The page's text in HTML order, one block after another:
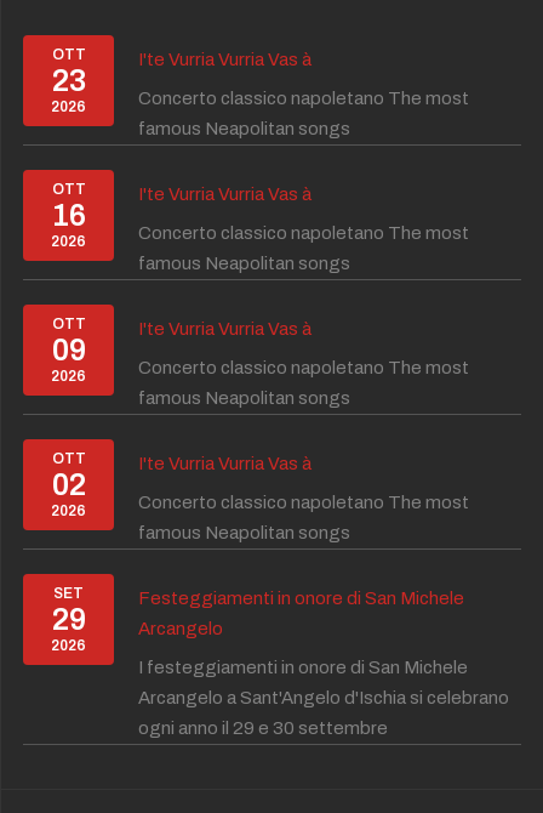
OTT
23
2026
I'te Vurria Vurria Vas à
Concerto classico napoletano The most
famous Neapolitan songs
OTT
16
2026
I'te Vurria Vurria Vas à
Concerto classico napoletano The most
famous Neapolitan songs
OTT
09
2026
I'te Vurria Vurria Vas à
Concerto classico napoletano The most
famous Neapolitan songs
OTT
02
2026
I'te Vurria Vurria Vas à
Concerto classico napoletano The most
famous Neapolitan songs
SET
29
2026
Festeggiamenti in onore di San Michele
Arcangelo
I festeggiamenti in onore di San Michele
Arcangelo a Sant'Angelo d'Ischia si celebrano
ogni anno il 29 e 30 settembre